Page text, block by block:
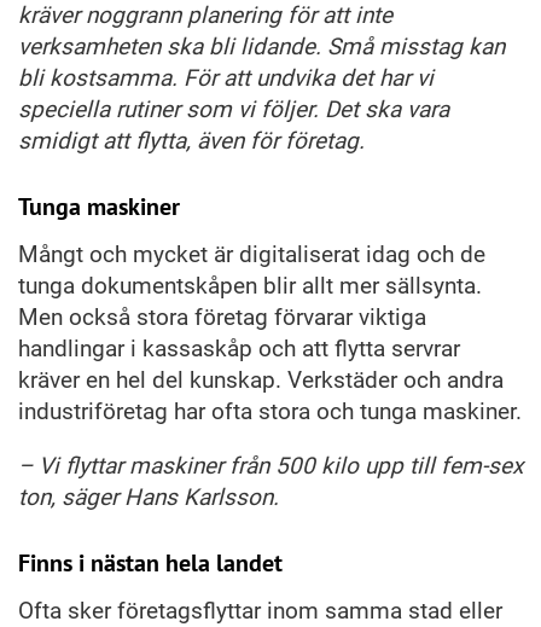
kräver noggrann planering för att inte
verksamheten ska bli lidande. Små misstag kan
bli kostsamma. För att undvika det har vi
speciella rutiner som vi följer. Det ska vara
smidigt att flytta, även för företag.
Tunga maskiner
Mångt och mycket är digitaliserat idag och de
tunga dokumentskåpen blir allt mer sällsynta.
Men också stora företag förvarar viktiga
handlingar i kassaskåp och att flytta servrar
kräver en hel del kunskap. Verkstäder och andra
industriföretag har ofta stora och tunga maskiner.
– Vi flyttar maskiner från 500 kilo upp till fem-sex
ton, säger Hans Karlsson.
Finns i nästan hela landet
Ofta sker företagsflyttar inom samma stad eller